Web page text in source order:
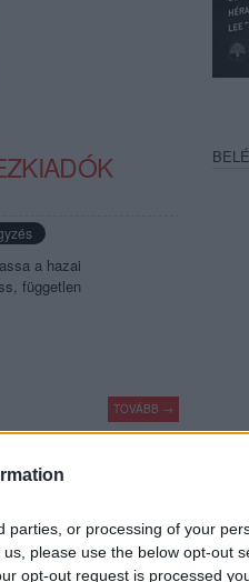
parties, or processing of your
please use the below opt-out
opt-out request is processed
a hazai
független
TOVÁBB →